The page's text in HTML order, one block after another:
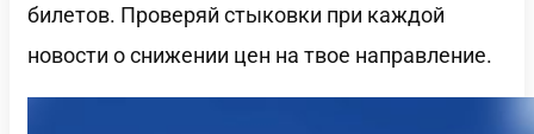
билетов. Проверяй стыковки при каждой
новости о снижении цен на твое направление.